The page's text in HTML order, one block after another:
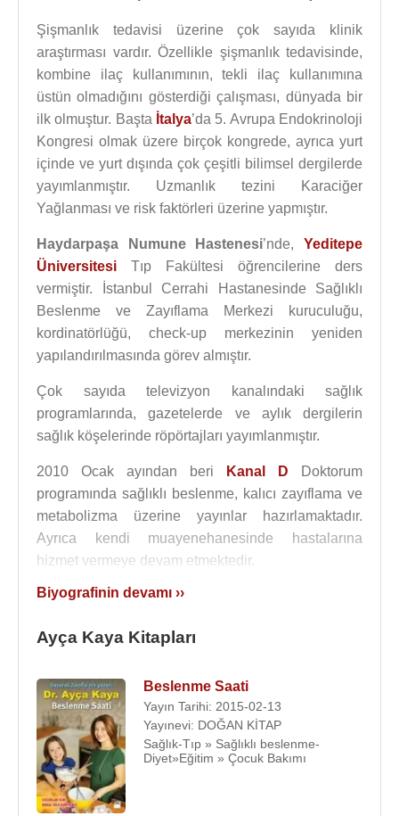
Şişmanlık tedavisi üzerine çok sayıda klinik
araştırması vardır. Özellikle şişmanlık tedavisinde,
kombine ilaç kullanımının, tekli ilaç kullanımına
üstün olmadığını gösterdiği çalışması, dünyada bir
ilk olmuştur. Başta İtalya’da 5. Avrupa Endokrinoloji
Kongresi olmak üzere birçok kongrede, ayrıca yurt
içinde ve yurt dışında çok çeşitli bilimsel dergilerde
yayımlanmıştır. Uzmanlık tezini Karaciğer
Yağlanması ve risk faktörleri üzerine yapmıştır.
Haydarpaşa Numune Hastenesi’nde,Yeditepe
Üniversitesi Tıp Fakültesi öğrencilerine ders
vermiştir. İstanbul Cerrahi Hastanesinde Sağlıklı
Beslenme ve Zayıflama Merkezi kuruculuğu,
kordinatörlüğü, check-up merkezinin yeniden
yapılandırılmasında görev almıştır.
Çok sayıda televizyon kanalındaki sağlık
programlarında, gazetelerde ve aylık dergilerin
sağlık köşelerinde röpörtajları yayımlanmıştır.
2010 Ocak ayından beri Kanal D Doktorum
programında sağlıklı beslenme, kalıcı zayıflama ve
metabolizma üzerine yayınlar hazırlamaktadır.
Ayrıca kendi muayenehanesinde hastalarına
hizmet vermeye devam etmektedir.
Dr.Ayça KAYA, Türk İç Hastalıkları Uzmanlık
Derneği, Avrupa Obezite Çalışma Grubu, Antiaging
Derneği Üyesidir.
Ayça Kaya, evlidir. 2 çocuğu vardır.
Üyesi olduğu Kuruluşlar:
Türk İç Hastalıkları Uzmanlık Derneği,
Türk Diyabet , Obezite ve Beslenme Derneği,
Biyografinin devamı ››
Ayça Kaya Kitapları
Beslenme Saati
Yayın Tarihi: 2015-02-13
Yayınevi: DOĞAN KİTAP
Sağlık-Tıp » Sağlıklı beslenme-
Diyet»Eğitim » Çocuk Bakımı